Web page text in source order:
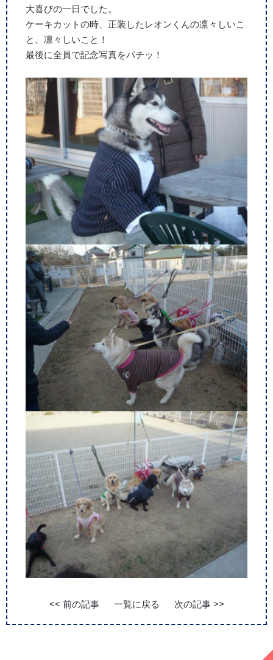
大喜びの一日でした。
ケーキカットの時、正装したレオンくんの凛々しいこ
と、凛々しいこと！
最後に全員で記念写真をパチッ！
<< 前の記事 一覧に戻る 次の記事 >>